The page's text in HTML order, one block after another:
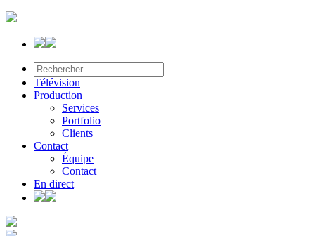
Télévision
Production
Services
Portfolio
Clients
Contact
Équipe
Contact
En direct